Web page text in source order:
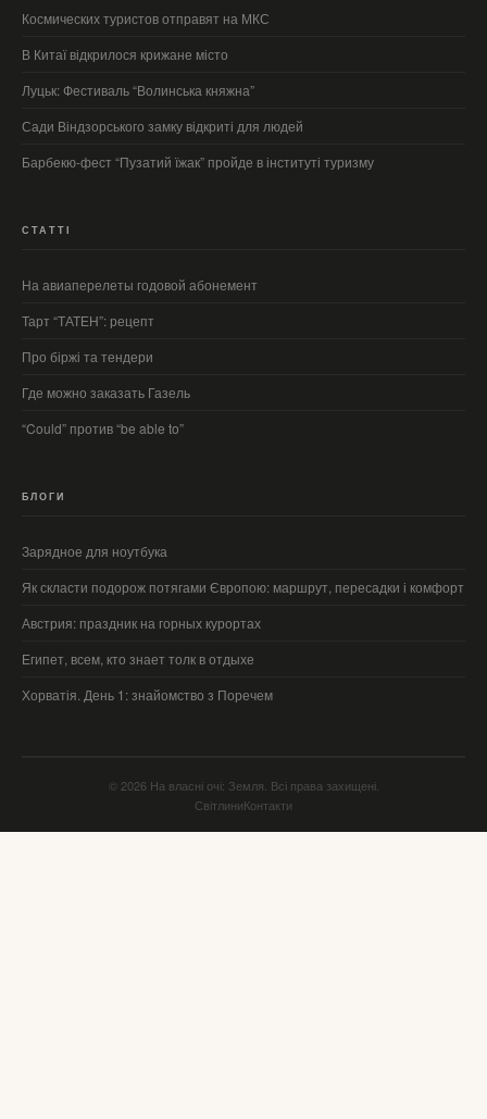
Космических туристов отправят на МКС
В Китаї відкрилося крижане місто
Луцьк: Фестиваль “Волинська княжна”
Сади Віндзорського замку відкриті для людей
Барбекю-фест “Пузатий їжак” пройде в інституті туризму
СТАТТІ
На авиаперелеты годовой абонемент
Тарт “ТАТЕН”: рецепт
Про біржі та тендери
Где можно заказать Газель
“Could” против “be able to”
БЛОГИ
Зарядное для ноутбука
Як скласти подорож потягами Європою: маршрут, пересадки і комфорт
Австрия: праздник на горных курортах
Египет, всем, кто знает толк в отдыхе
Хорватія. День 1: знайомство з Поречем
© 2026 На власні очі: Земля. Всі права захищені.
СвітлиниКонтакти